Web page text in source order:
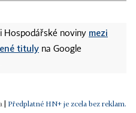
Hospodářské noviny mezi
tituly na Google
Předplatné HN+ je zcela bez reklam.